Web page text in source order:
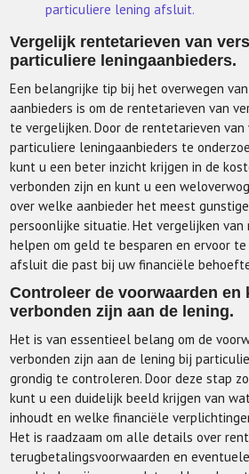
particuliere lening afsluit.
Vergelijk rentetarieven van
particuliere leningaanbieders.
Een belangrijke tip bij het overwegen
aanbieders is om de rentetarieven van
te vergelijken. Door de rentetarieven
particuliere leningaanbieders te
kunt u een beter inzicht krijgen in de
verbonden zijn en kunt u een
over welke aanbieder het meest
persoonlijke situatie. Het vergelijken van
helpen om geld te besparen en ervoor
afsluit die past bij uw financiële
Controleer de voorwaarden en
verbonden zijn aan de lening.
Het is van essentieel belang om de
verbonden zijn aan de lening bij
grondig te controleren. Door deze stap
kunt u een duidelijk beeld krijgen van
inhoudt en welke financiële
Het is raadzaam om alle details over
terugbetalingsvoorwaarden en